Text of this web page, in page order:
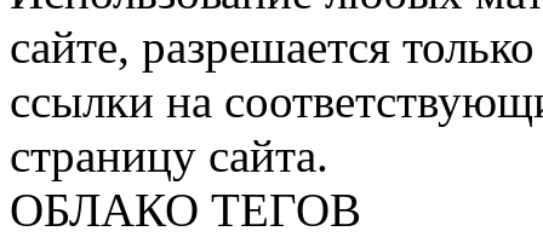
сайте, разрешается
ссылки на
страницу сайта.
ОБЛАКО ТЕГОВ